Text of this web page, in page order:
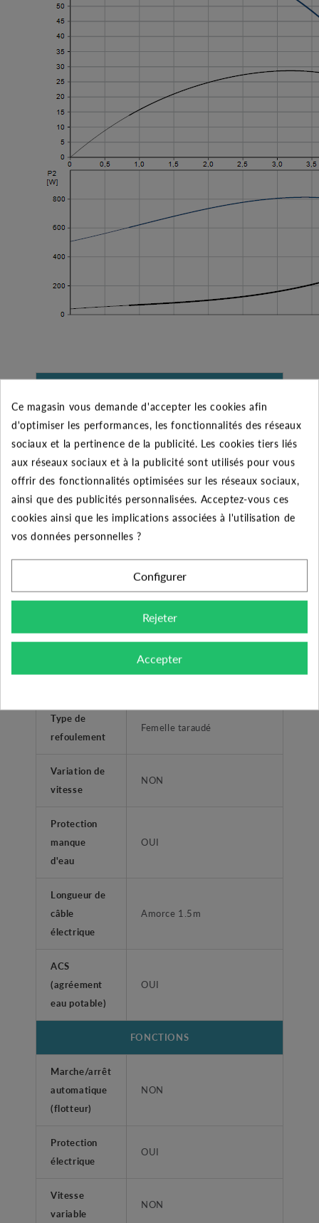
Type Pompe complète
Fabricant GRUNDFOS
Utilisateurs
Domestique et
Professionnel
1.10 kW - Pompe 3"
Garantie 2 ans
Diamètre de
1"1/4 (33/42)
Type de
refoulement
Femelle taraudé
Variation de
vitesse
NON
Protection
manque
d'eau
OUI
Longueur de
câble
électrique
Amorce 1.5m
ACS
(agréement
eau potable)
OUI
FONCTIONS
Marche/arrêt
automatique
(flotteur)
NON
Protection
électrique
OUI
Vitesse
variable
NON
Ce magasin vous demande d'accepter les cookies afin
d'optimiser les performances, les fonctionnalités des réseaux
sociaux et la pertinence de la publicité. Les cookies tiers liés
aux réseaux sociaux et à la publicité sont utilisés pour vous
offrir des fonctionnalités optimisées sur les réseaux sociaux,
ainsi que des publicités personnalisées. Acceptez-vous ces
cookies ainsi que les implications associées à l'utilisation de
vos données personnelles ?
Configurer
Rejeter
Accepter